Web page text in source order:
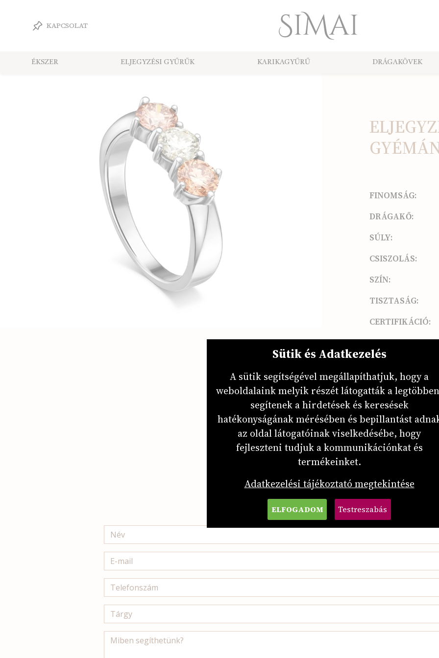
KAPCSOLAT
ÉKSZER ELJEGYZÉSI GYŰRŰK KARIKAGYŰRŰ DRÁGAKÖVEK
FINOMSÁG:
DRÁGAKŐ:
SÚLY:
CSISZOLÁS:
SZÍN:
TISZTASÁG:
CERTIFIKÁCIÓ:
2 300
ÍRJON NEKÜNK!
Sütik és Adatkezelés
A sütik segítségével megállapíthatjuk, hogy a
weboldalaink melyik részét látogatták a
segítenek a hirdetések és keresések
hatékonyságának mérésében és bepillantást
az oldal látogatóinak viselkedésébe, hogy
fejleszteni tudjuk a kommunikációnkat és
termékeinket.
Adatkezelési tájékoztató megtekintése
ELFOGADOM Testreszabás